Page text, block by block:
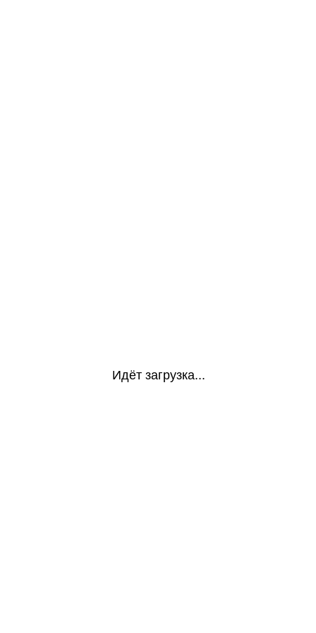
Идёт загрузка...